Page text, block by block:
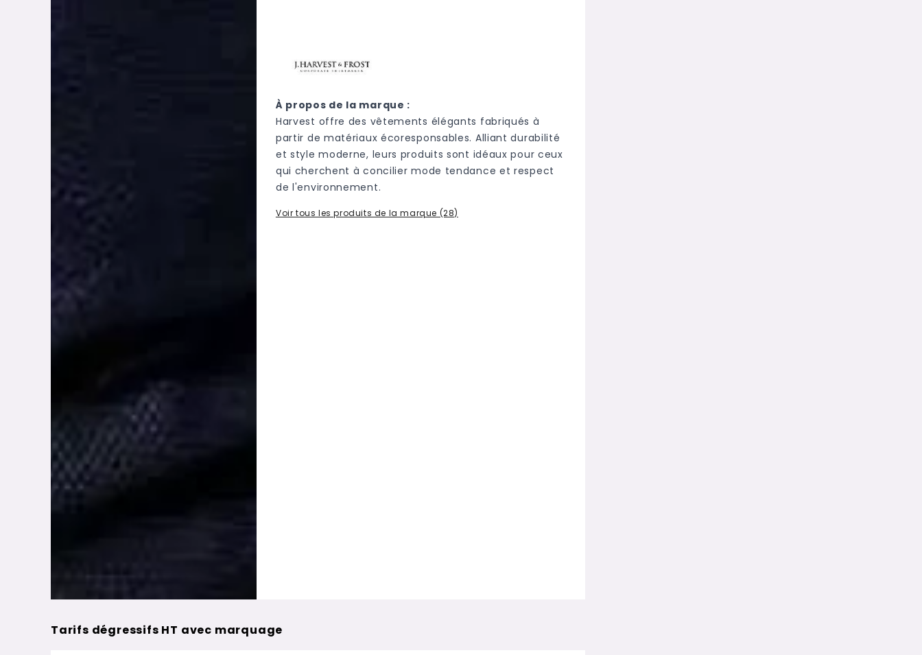
À propos de la marque :
Harvest offre des vêtements élégants fabriqués à
partir de matériaux écoresponsables. Alliant durabilité
et style moderne, leurs produits sont idéaux pour ceux
qui cherchent à concilier mode tendance et respect
de l'environnement.
Voir tous les produits de la marque (28)
Tarifs dégressifs HT avec marquage